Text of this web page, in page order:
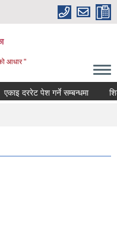
आधार "
एकाइ दररेट पेश गर्ने सम्बन्धमा